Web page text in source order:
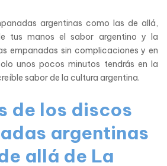
argentinas como las de allá,
tus manos el sabor argentino y la
empanadas sin complicaciones y en
unos pocos minutos tendrás en la
sabor de la cultura argentina.
de los discos
argentinas
allá de La